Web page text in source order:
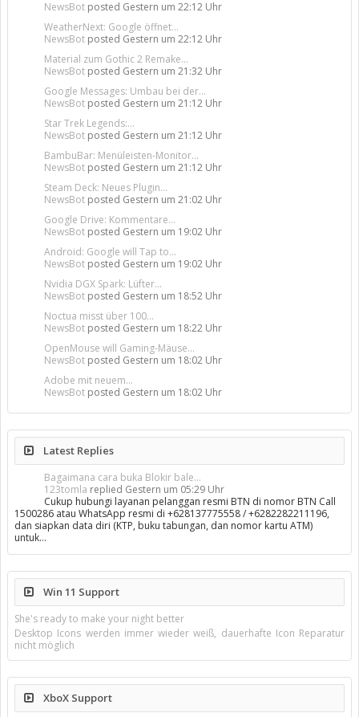
NewsBot posted Gestern um 22:12 Uhr
WeatherNext: Google öffnet...
NewsBot posted Gestern um 22:12 Uhr
Material zum Gothic 2 Remake...
NewsBot posted Gestern um 21:32 Uhr
Google Messages: Umbau bei der...
NewsBot posted Gestern um 21:12 Uhr
Star Trek Legends:...
NewsBot posted Gestern um 21:12 Uhr
BambuBar: Menüleisten-Monitor...
NewsBot posted Gestern um 21:12 Uhr
Steam Deck: Neues Plugin...
NewsBot posted Gestern um 21:02 Uhr
Google Drive: Kommentare...
NewsBot posted Gestern um 19:02 Uhr
Android: Google will Tap to...
NewsBot posted Gestern um 19:02 Uhr
Nvidia DGX Spark: Lüfter...
NewsBot posted Gestern um 18:52 Uhr
Noctua misst über 100...
NewsBot posted Gestern um 18:22 Uhr
OpenMouse will Gaming-Mäuse...
NewsBot posted Gestern um 18:02 Uhr
Adobe mit neuem...
NewsBot posted Gestern um 18:02 Uhr
Latest Replies
Bagaimana cara buka Blokir bale...
123tomla replied Gestern um 05:29 Uhr
Cukup hubungi layanan pelanggan resmi BTN di nomor BTN Call
1500286 atau WhatsApp resmi di +628137775558 / +6282282211196,
dan siapkan data diri (KTP, buku tabungan, dan nomor kartu ATM)
untuk…
Win 11 Support
She's ready to make your night better
Desktop Icons werden immer wieder weiß, dauerhafte Icon Reparatur
nicht möglich
XboX Support